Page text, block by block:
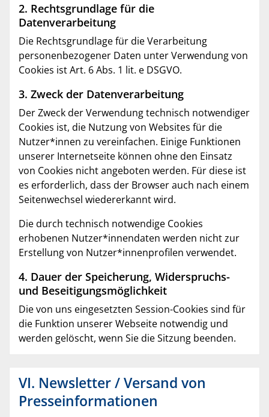
2. Rechtsgrundlage für die
Datenverarbeitung
Die Rechtsgrundlage für die Verarbeitung
personenbezogener Daten unter Verwendung von
Cookies ist Art. 6 Abs. 1 lit. e DSGVO.
3. Zweck der Datenverarbeitung
Der Zweck der Verwendung technisch notwendiger
Cookies ist, die Nutzung von Websites für die
Nutzer*innen zu vereinfachen. Einige Funktionen
unserer Internetseite können ohne den Einsatz
von Cookies nicht angeboten werden. Für diese ist
es erforderlich, dass der Browser auch nach einem
Seitenwechsel wiedererkannt wird.
Die durch technisch notwendige Cookies
erhobenen Nutzer*innendaten werden nicht zur
Erstellung von Nutzer*innenprofilen verwendet.
4. Dauer der Speicherung, Widerspruchs-
und Beseitigungsmöglichkeit
Die von uns eingesetzten Session-Cookies sind für
die Funktion unserer Webseite notwendig und
werden gelöscht, wenn Sie die Sitzung beenden.
VI. Newsletter / Versand von
Presseinformationen